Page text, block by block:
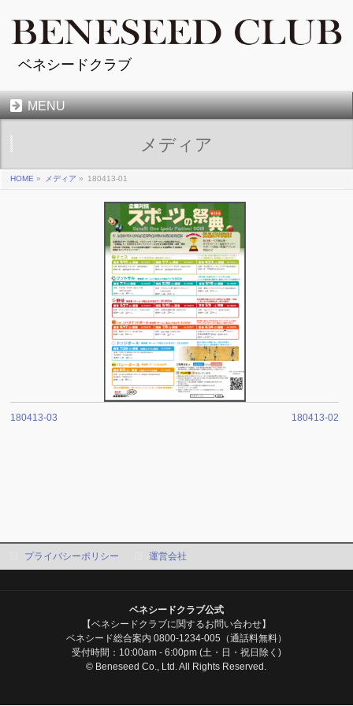
ベネシードクラブ
MENU
メディア
HOME » メディア » 180413-01
180413-03 180413-02
プライバシーポリシー 運営会社
ベネシードクラブ公式
【ベネシードクラブに関するお問い合わせ】
ベネシード総合案内 0800-1234-005（通話料無料）
受付時間：10:00am - 6:00pm (土・日・祝日除く)
© Beneseed Co., Ltd. All Rights Reserved.